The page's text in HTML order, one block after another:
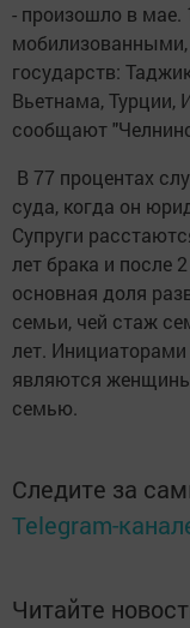
- произошло в мае.
мобилизованными,
государств:
Вьетнама, Турции,
сообщают
В 77 процентах
суда, когда он
Супруги
лет брака и после
основная доля
семьи, чей стаж
лет.
являются
семью.
Следите за
Telegram-
Читайте